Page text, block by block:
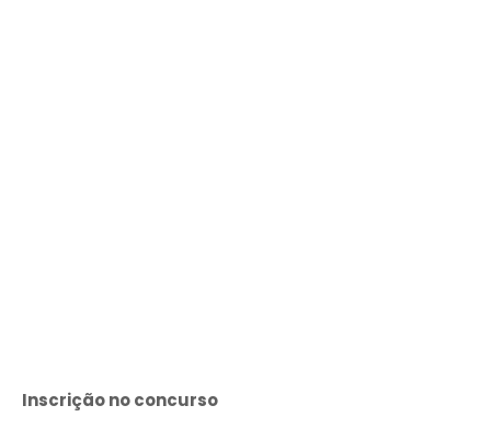
Inscrição no concurso